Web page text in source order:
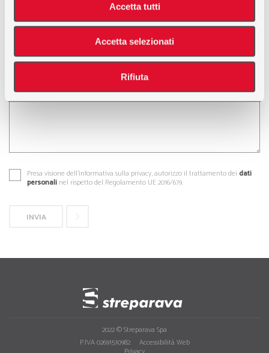
Utilizziamo i cookie per personalizzare contenuti ed
annunci, per fornire funzionalità dei social media e per
analizzare il nostro traffico. Condividiamo inoltre
informazioni sul modo in cui utilizza il nostro sito con i
pubblicità e social media, i quali potrebbero combinarle
Accetta tutti
Accetta selezionati
Rifiuta
Presa visione dell'informativa sulla privacy, autorizzo il trattamento dei dati
personali nel rispetto del Regolamento UE 2016/679.
2022 © Streparava Spa
P.IVA 02691510982 Accessibilità Web